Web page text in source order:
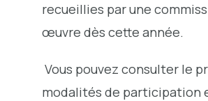
recueillies par une
œuvre dès cette année.
Vous pouvez consulter le
modalités de participation